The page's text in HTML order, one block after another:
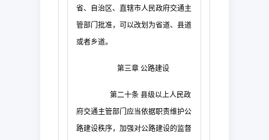
省、自治区、直辖市人民政府交通主
管部门批准，可以改划为省道、县道
或者乡道。
第三章 公路建设
第二十条 县级以上人民政
府交通主管部门应当依据职责维护公
路建设秩序，加强对公路建设的监督